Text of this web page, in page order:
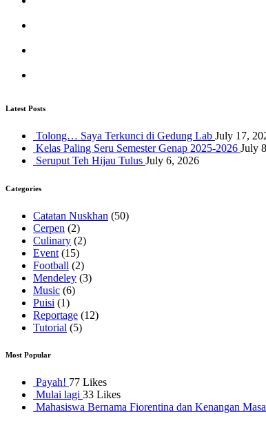
Latest Posts
Tolong… Saya Terkunci di Gedung Lab July 17,
Kelas Paling Seru Semester Genap 2025-2026 July
Seruput Teh Hijau Tulus July 6, 2026
Categories
Catatan Nuskhan (50)
Cerpen (2)
Culinary (2)
Event (15)
Football (2)
Mendeley (3)
Music (6)
Puisi (1)
Reportage (12)
Tutorial (5)
Most Popular
Payah! 77 Likes
Mulai lagi 33 Likes
Mahasiswa Bernama Fiorentina dan Kenangan